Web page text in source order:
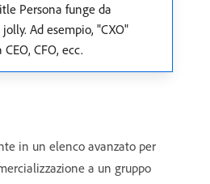
Persona funge da
Ad esempio, "CXO"
CFO, ecc.
in un elenco avanzato per
a un gruppo